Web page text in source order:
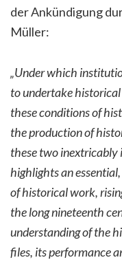
der Ankündigung
Müller:
„Under which
to undertake
these conditions of
the production of
these two
highlights an
of historical work,
the long nineteenth
understanding of the
files, its performance